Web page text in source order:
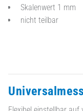
Skalenwert 1 mm
nicht teilbar